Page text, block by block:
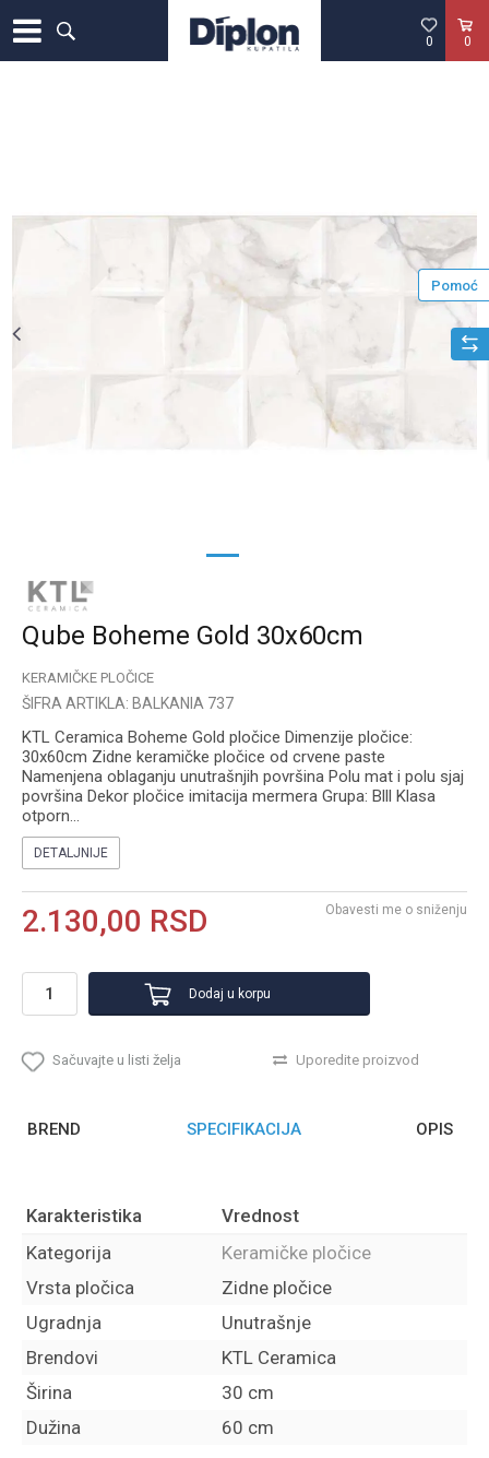
0
0
1
Qube Boheme Gold 30x60cm
KERAMIČKE PLOČICE
ŠIFRA ARTIKLA: BALKANIA 737
KTL Ceramica Boheme Gold pločice Dimenzije pločice:
30x60cm Zidne keramičke pločice od crvene paste
Namenjena oblaganju unutrašnjih površina Polu mat i polu sjaj
površina Dekor pločice imitacija mermera Grupa: Blll Klasa
otporn...
DETALJNIJE
2.130,00 RSD Obavesti me o sniženju
Dodaj u korpu
Sačuvajte u listi želja Uporedite proizvod
Pomoć
BREND SPECIFIKACIJA OPIS
Karakteristika
Vrednost
Kategorija
Keramičke pločice
Vrsta pločica
Zidne pločice
Ugradnja
Unutrašnje
Brendovi
KTL Ceramica
Širina
30 cm
Dužina
60 cm